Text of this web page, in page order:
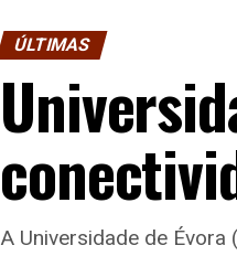
ÚLTIMAS
A Universidade de